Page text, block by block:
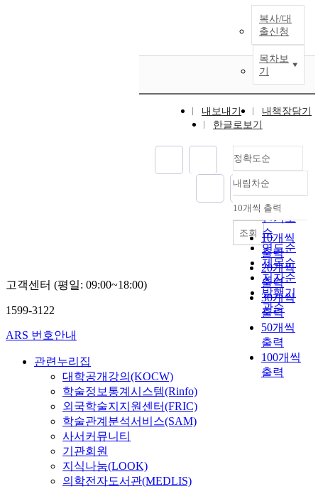
복사/대
출신청
목차보
기
내보내기
내책장담기
한글로보기
정확도순
정확도
순
인기도
순
연도순
제목순
저자순
발행기
관순
내림차순
내림차순
10개씩 출력
10개씩
출력
20개씩
출력
30개씩
출력
50개씩
출력
100개씩
출력
조회
고객센터 (평일: 09:00~18:00)
1599-3122
ARS 번호안내
관련누리집
대학공개강의(KOCW)
학술정보통계시스템(Rinfo)
외국학술지지원센터(FRIC)
학술관계분석서비스(SAM)
사서커뮤니티
기관회원
지식나눔(LOOK)
의학전자도서관(MEDLIS)